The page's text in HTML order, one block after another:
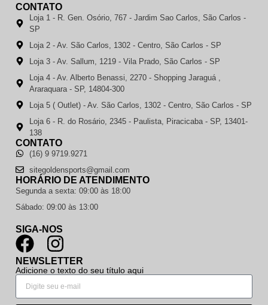
CONTATO
Loja 1 - R. Gen. Osório, 767 - Jardim Sao Carlos, São Carlos -
SP
Loja 2 - Av. São Carlos, 1302 - Centro, São Carlos - SP
Loja 3 - Av. Sallum, 1219 - Vila Prado, São Carlos - SP
Loja 4 - Av. Alberto Benassi, 2270 - Shopping Jaraguá ,
Araraquara - SP, 14804-300
Loja 5 ( Outlet) - Av. São Carlos, 1302 - Centro, São Carlos - SP
Loja 6 - R. do Rosário, 2345 - Paulista, Piracicaba - SP, 13401-
138
CONTATO
(16) 9 9719.9271
sitegoldensports@gmail.com
HORÁRIO DE ATENDIMENTO
Segunda a sexta: 09:00 às 18:00
Sábado: 09:00 às 13:00
SIGA-NOS
NEWSLETTER
Adicione o texto do seu título aqui